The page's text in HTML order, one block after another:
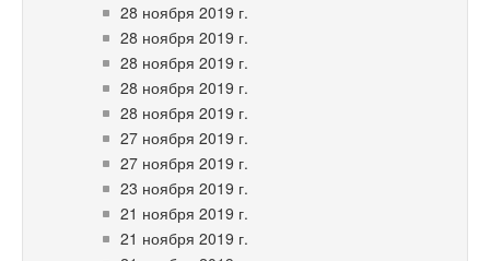
28 ноября 2019 г.
28 ноября 2019 г.
28 ноября 2019 г.
28 ноября 2019 г.
28 ноября 2019 г.
27 ноября 2019 г.
27 ноября 2019 г.
23 ноября 2019 г.
21 ноября 2019 г.
21 ноября 2019 г.